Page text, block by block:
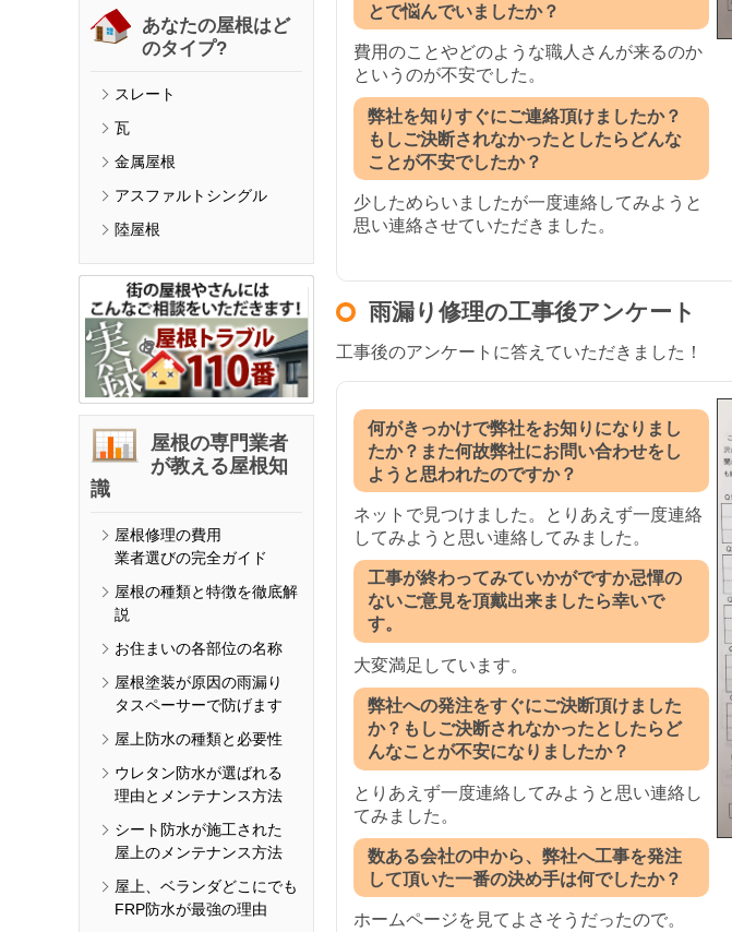
あなたの屋根はど
のタイプ?
スレート
瓦
金属屋根
アスファルトシングル
陸屋根
屋根の専門業者
が教える屋根知
識
屋根修理の費用
業者選びの完全ガイド
屋根の種類と特徴を徹底解
説
お住まいの各部位の名称
屋根塗装が原因の雨漏り
タスペーサーで防げます
屋上防水の種類と必要性
ウレタン防水が選ばれる
理由とメンテナンス方法
シート防水が施工された
屋上のメンテナンス方法
屋上、ベランダどこにでも
FRP防水が最強の理由
とで悩んでいましたか？
費用のことやどのような職人さんが来るのか
というのが不安でした。
弊社を知りすぐにご連絡頂けましたか？
もしご決断されなかったとしたらどんな
ことが不安でしたか？
少しためらいましたが一度連絡してみようと
思い連絡させていただきました。
雨漏り修理の工事後アンケート
工事後のアンケートに答えていただきました！
何がきっかけで弊社をお知りになりまし
たか？また何故弊社にお問い合わせをし
ようと思われたのですか？
ネットで見つけました。とりあえず一度連絡
してみようと思い連絡してみました。
工事が終わってみていかがですか忌憚の
ないご意見を頂戴出来ましたら幸いで
す。
大変満足しています。
弊社への発注をすぐにご決断頂けました
か？もしご決断されなかったとしたらど
んなことが不安になりましたか？
とりあえず一度連絡してみようと思い連絡し
てみました。
数ある会社の中から、弊社へ工事を発注
して頂いた一番の決め手は何でしたか？
ホームページを見てよさそうだったので。